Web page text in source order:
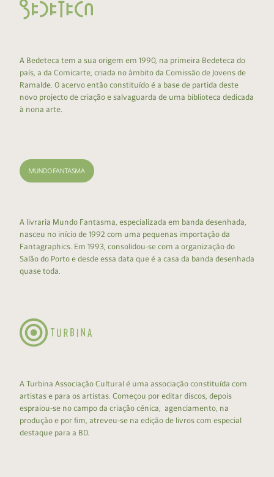
A Bedeteca tem a sua origem em 1990, na primeira Bedeteca do
país, a da Comicarte, criada no âmbito da Comissão de Jovens de
Ramalde. O acervo então constituído é a base de partida deste
novo projecto de criação e salvaguarda de uma biblioteca dedicada
à nona arte.
A livraria Mundo Fantasma, especializada em banda desenhada,
nasceu no início de 1992 com uma pequenas importação da
Fantagraphics. Em 1993, consolidou-se com a organização do
Salão do Porto e desde essa data que é a casa da banda desenhada
quase toda.
A Turbina Associação Cultural é uma associação constituída com
artistas e para os artistas. Começou por editar discos, depois
espraiou-se no campo da criação cénica, agenciamento, na
produção e por fim, atreveu-se na edição de livros com especial
destaque para a BD.